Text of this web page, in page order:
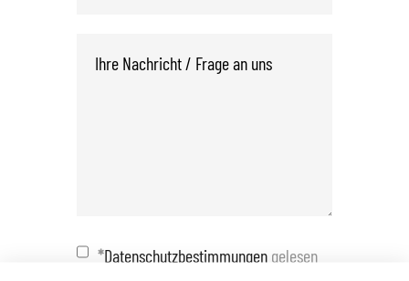
*Datenschutzbestimmungen gelesen